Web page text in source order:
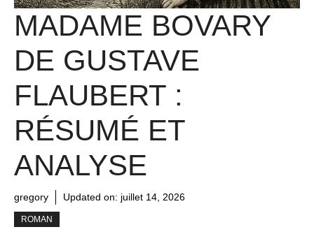
MADAME BOVARY
DE GUSTAVE
FLAUBERT :
RÉSUMÉ ET
ANALYSE
gregory Updated on: juillet 14, 2026
ROMAN